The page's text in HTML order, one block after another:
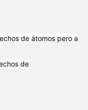
de átomos pero a
de